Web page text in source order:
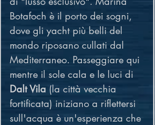
Botafoch è il porto dei sogni,
dove gli yacht più belli del
mondo riposano cullati dal
Mediterraneo. Passeggiare qui
mentre il sole cala e le luci di
Dalt Vila (la città vecchia
fortificata) iniziano a riflettersi
sull'acqua è un'esperienza che